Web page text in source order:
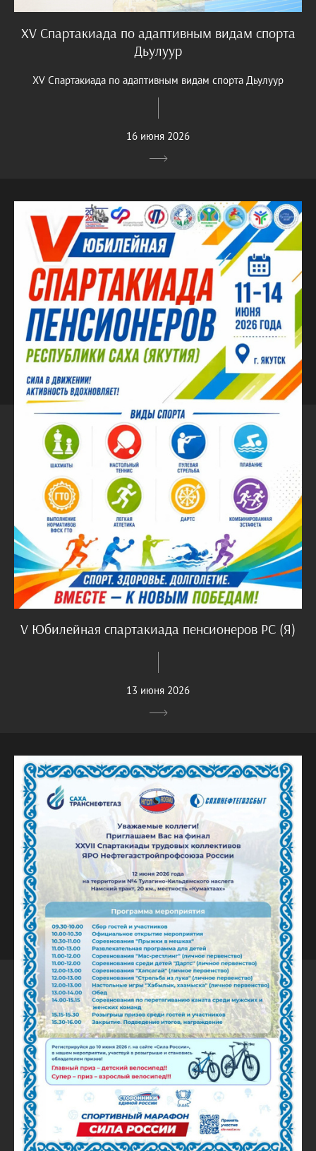
XV Спартакиада по адаптивным видам спорта
Дьулуур
XV Спартакиада по адаптивным видам спорта Дьулуур
16 июня 2026
V Юбилейная спартакиада пенсионеров РС (Я)
13 июня 2026